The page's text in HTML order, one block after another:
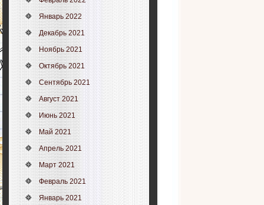
Январь 2022
Декабрь 2021
Ноябрь 2021
Октябрь 2021
Сентябрь 2021
Август 2021
Июнь 2021
Май 2021
Апрель 2021
Март 2021
Февраль 2021
Январь 2021